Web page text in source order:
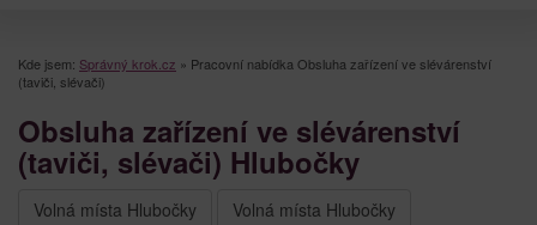
Kde jsem: Správný krok.cz » Pracovní nabídka Obsluha zařízení ve slévárenství
(taviči, slévači)
Obsluha zařízení ve slévárenství
(taviči, slévači) Hlubočky
Volná místa Hlubočky Volná místa Hlubočky